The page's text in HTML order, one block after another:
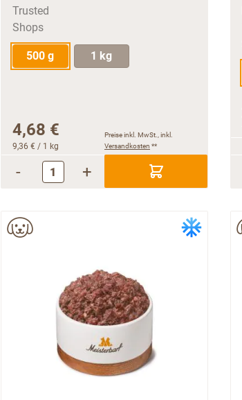
500 g 1 kg
4,68 €
9,36 € / 1 kg
Preise inkl. MwSt., inkl.
Versandkosten **
- +